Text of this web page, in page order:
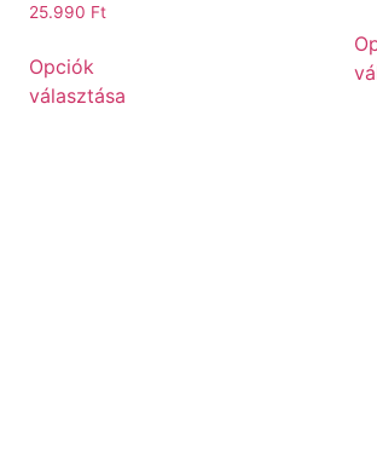
25.990 Ft
Opciók
választása